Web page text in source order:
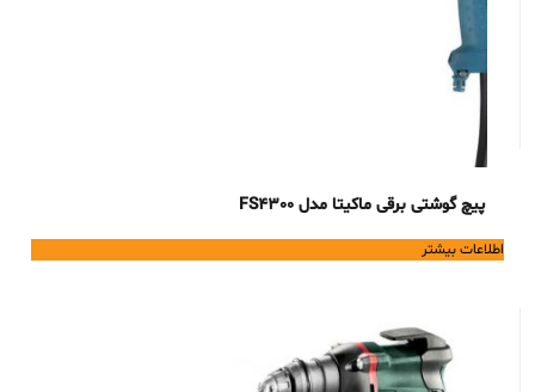
پیچ گوشتی برقی ماکیتا مدل FS4300
اطلاعات بیشتر